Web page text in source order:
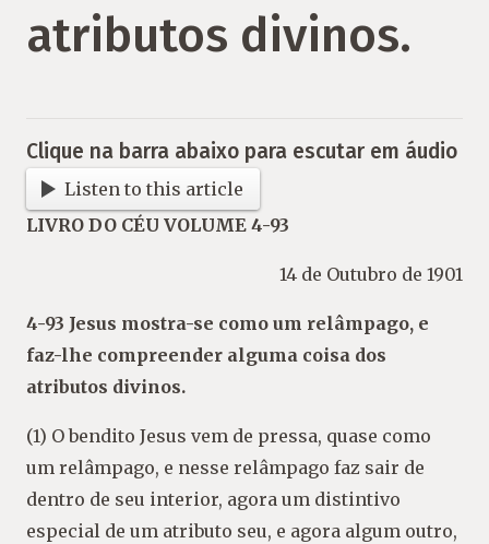
atributos divinos.
Clique na barra abaixo para escutar em áudio
Listen to this article
LIVRO DO CÉU VOLUME 4-93
14 de Outubro de 1901
4-93 Jesus mostra-se como um relâmpago, e
faz-lhe compreender alguma coisa dos
atributos divinos.
(1) O bendito Jesus vem de pressa, quase como
um relâmpago, e nesse relâmpago faz sair de
dentro de seu interior, agora um distintivo
especial de um atributo seu, e agora algum outro,